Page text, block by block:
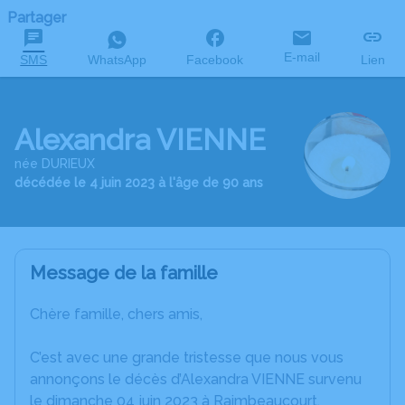
Partager
SMS WhatsApp Facebook E-mail Lien
Alexandra VIENNE
née DURIEUX
décédée le 4 juin 2023 à l'âge de 90 ans
Message de la famille
Chère famille, chers amis,
C’est avec une grande tristesse que nous vous
annonçons le décès d’Alexandra VIENNE survenu
le dimanche 04 juin 2023 à Raimbeaucourt.